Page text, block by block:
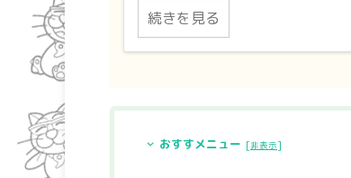
続きを見る
おすすメニュー [非表示]